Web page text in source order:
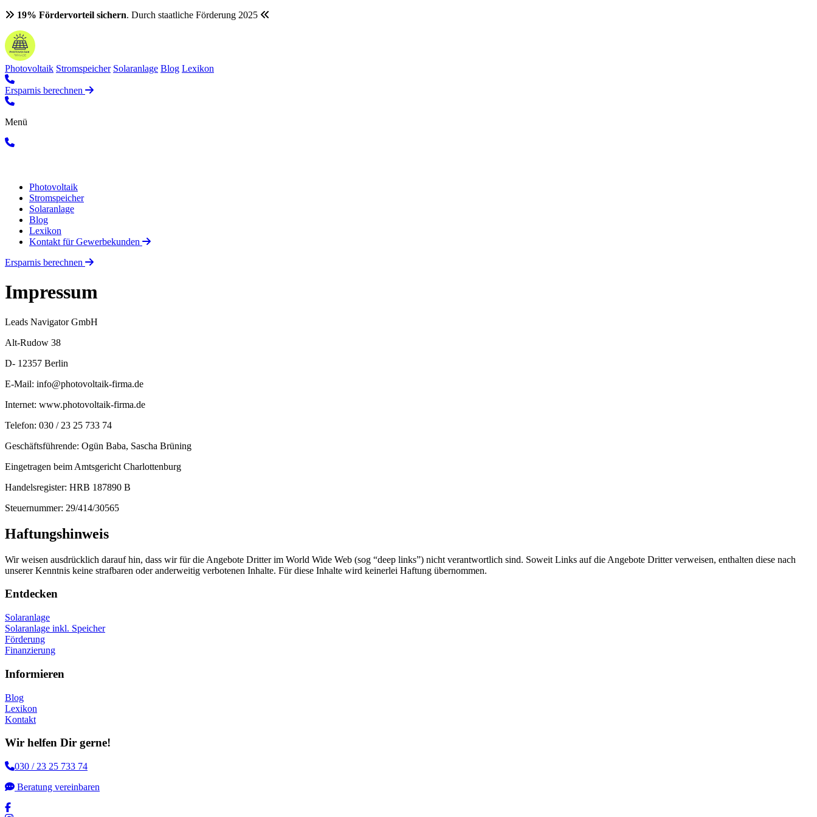
19% Fördervorteil sichern. Durch staatliche Förderung 2025
Photovoltaik Stromspeicher Solaranlage Blog Lexikon
Ersparnis berechnen
Menü
Photovoltaik
Stromspeicher
Solaranlage
Blog
Lexikon
Kontakt für Gewerbekunden
Ersparnis berechnen
Impressum
Leads Navigator GmbH
Alt-Rudow 38
D- 12357 Berlin
E-Mail: info@photovoltaik-firma.de
Internet: www.photovoltaik-firma.de
Telefon: 030 / 23 25 733 74
Geschäftsführende: Ogün Baba, Sascha Brüning
Eingetragen beim Amtsgericht Charlottenburg
Handelsregister: HRB 187890 B
Steuernummer: 29/414/30565
Haftungshinweis
Wir weisen ausdrücklich darauf hin, dass wir für die Angebote Dritter im World Wide Web (sog “deep links”) nicht verantwortlich sind. Soweit Links auf die Angebote Dritter verweisen, enthalten diese nach
unserer Kenntnis keine strafbaren oder anderweitig verbotenen Inhalte. Für diese Inhalte wird keinerlei Haftung übernommen.
Entdecken
Solaranlage
Solaranlage inkl. Speicher
Förderung
Finanzierung
Informieren
Blog
Lexikon
Kontakt
Wir helfen Dir gerne!
030 / 23 25 733 74
Beratung vereinbaren